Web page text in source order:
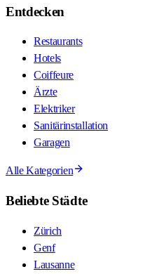
Entdecken
Restaurants
Hotels
Coiffeure
Ärzte
Elektriker
Sanitärinstallation
Garagen
Alle Kategorien
Beliebte Städte
Zürich
Genf
Lausanne